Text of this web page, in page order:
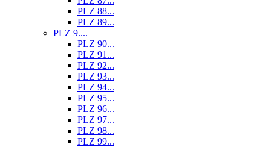
PLZ 88...
PLZ 89...
PLZ 9....
PLZ 90...
PLZ 91...
PLZ 92...
PLZ 93...
PLZ 94...
PLZ 95...
PLZ 96...
PLZ 97...
PLZ 98...
PLZ 99...